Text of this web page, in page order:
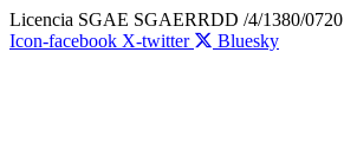
Ir
al
Licencia SGAE SGAERRDD /4/1380/0720
Icon-facebook X-twitter Bluesky